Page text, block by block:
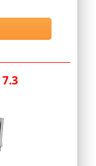
7.3